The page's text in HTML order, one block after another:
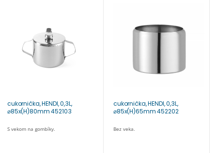
cukornička, HENDI, 0,3L,
⌀85x(H)80mm 452103
S vekom na gombíky.
cukornička, HENDI, 0,3L,
⌀85x(H)65mm 452202
Bez veka.